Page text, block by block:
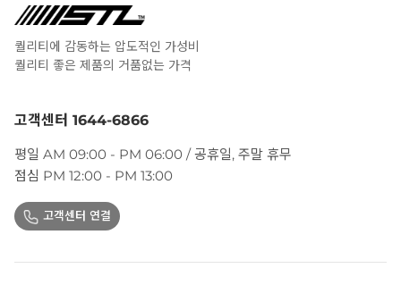
퀄리티에 감동하는 압도적인 가성비
퀄리티 좋은 제품의 거품없는 가격
고객센터 1644-6866
평일 AM 09:00 - PM 06:00 / 공휴일, 주말 휴무
점심 PM 12:00 - PM 13:00
고객센터 연결